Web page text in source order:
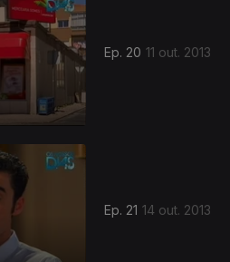
Ep. 20 11 out. 2013
Ep. 21 14 out. 2013